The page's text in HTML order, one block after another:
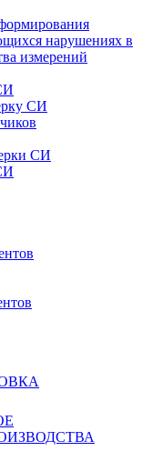
нарушениях в
измерений
СИ
СИ